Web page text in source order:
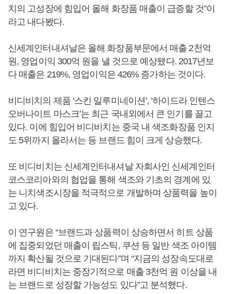
치의 고성장에 힘입어 올해 화장품 매출이 급증할 것”이
라고 내다봤다.
신세계인터내셔날은 올해 화장품부문에서 매출 2천억
원, 영업이익 300억 원을 낼 것으로 예상됐다. 2017년보
다 매출은 219%, 영업이익은 426% 증가하는 것이다.
비디비치의 제품 ‘스킨 일루미네이션’, ‘하이드라 인텐스
오버나이트 마스크’는 최근 국내외에서 큰 인기를 끌고
있다. 이에 힘입어 비디비치는 중국 내 색조화장품 인지
도 5위까지 올라서는 등 브랜드 힘이 크게 상승했다.
또 비디비치는 신세계인터내셔날 자회사인 신세계인터
코스코리아와의 협업을 통해 색조와 기초의 경계에 있
는 니치색조시장을 적극적으로 개발하며 상품력을 높이
고 있다.
이 연구원은 “브랜드과 상품력이 상승하면서 히트 상품
에 집중되었던 매출이 립스틱, 쿠션 등 일반 색조 아이템
까지 확산될 것으로 기대된다”며 “지금의 성장속도대로
라면 비디비치는 중장기적으로 매출 3천억 원 이상을 내
는 브랜드로 성장할 가능성도 있다”고 분석했다.